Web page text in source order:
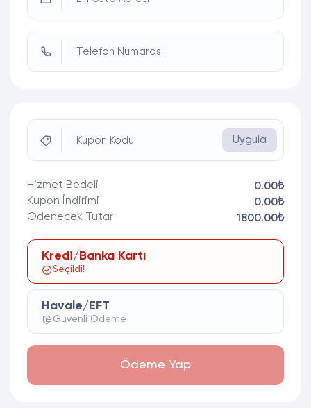
Telefon Numarası
Kupon Kodu Uygula
Hizmet Bedeli
0.00₺
Kupon İndirimi
0.00₺
Ödenecek Tutar
1800.00₺
Kredi/Banka Kartı
Seçildi!
Havale/EFT
Güvenli Ödeme
Ödeme Yap